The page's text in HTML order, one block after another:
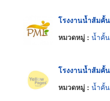
โรงงานน้ำส้มคั้
หมวดหมู่ : น้ำคั้
โรงงานน้ำส้มคั้
หมวดหมู่ : น้ำคั้